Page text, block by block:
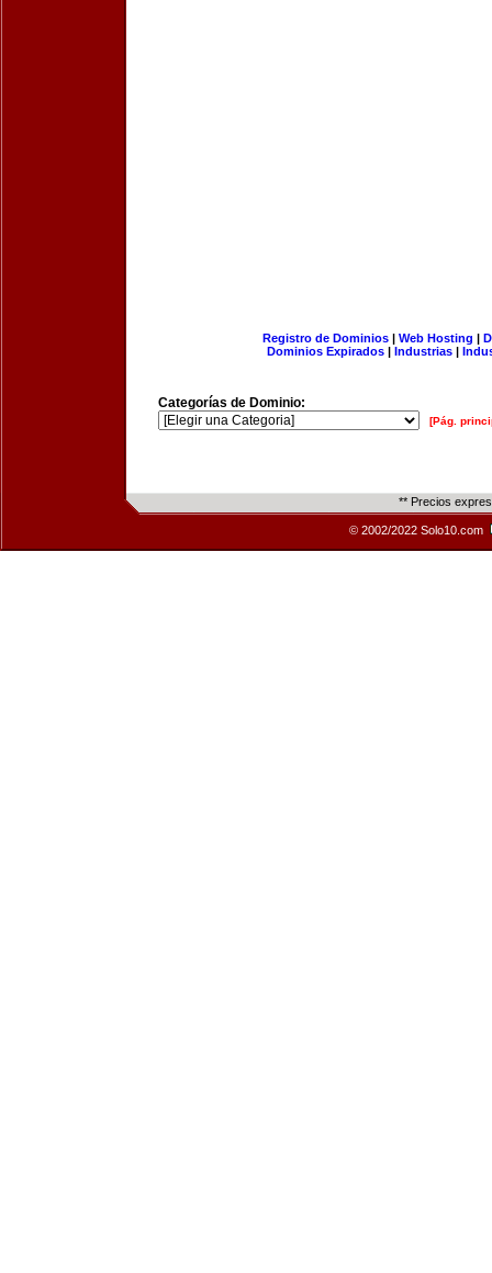
Registro de Dominios| Web Hosting |
Dominios Expirados | Industrias |
Categorías de Dominio:
[Pág.
** Precios
© 2002/2022 Solo10.com